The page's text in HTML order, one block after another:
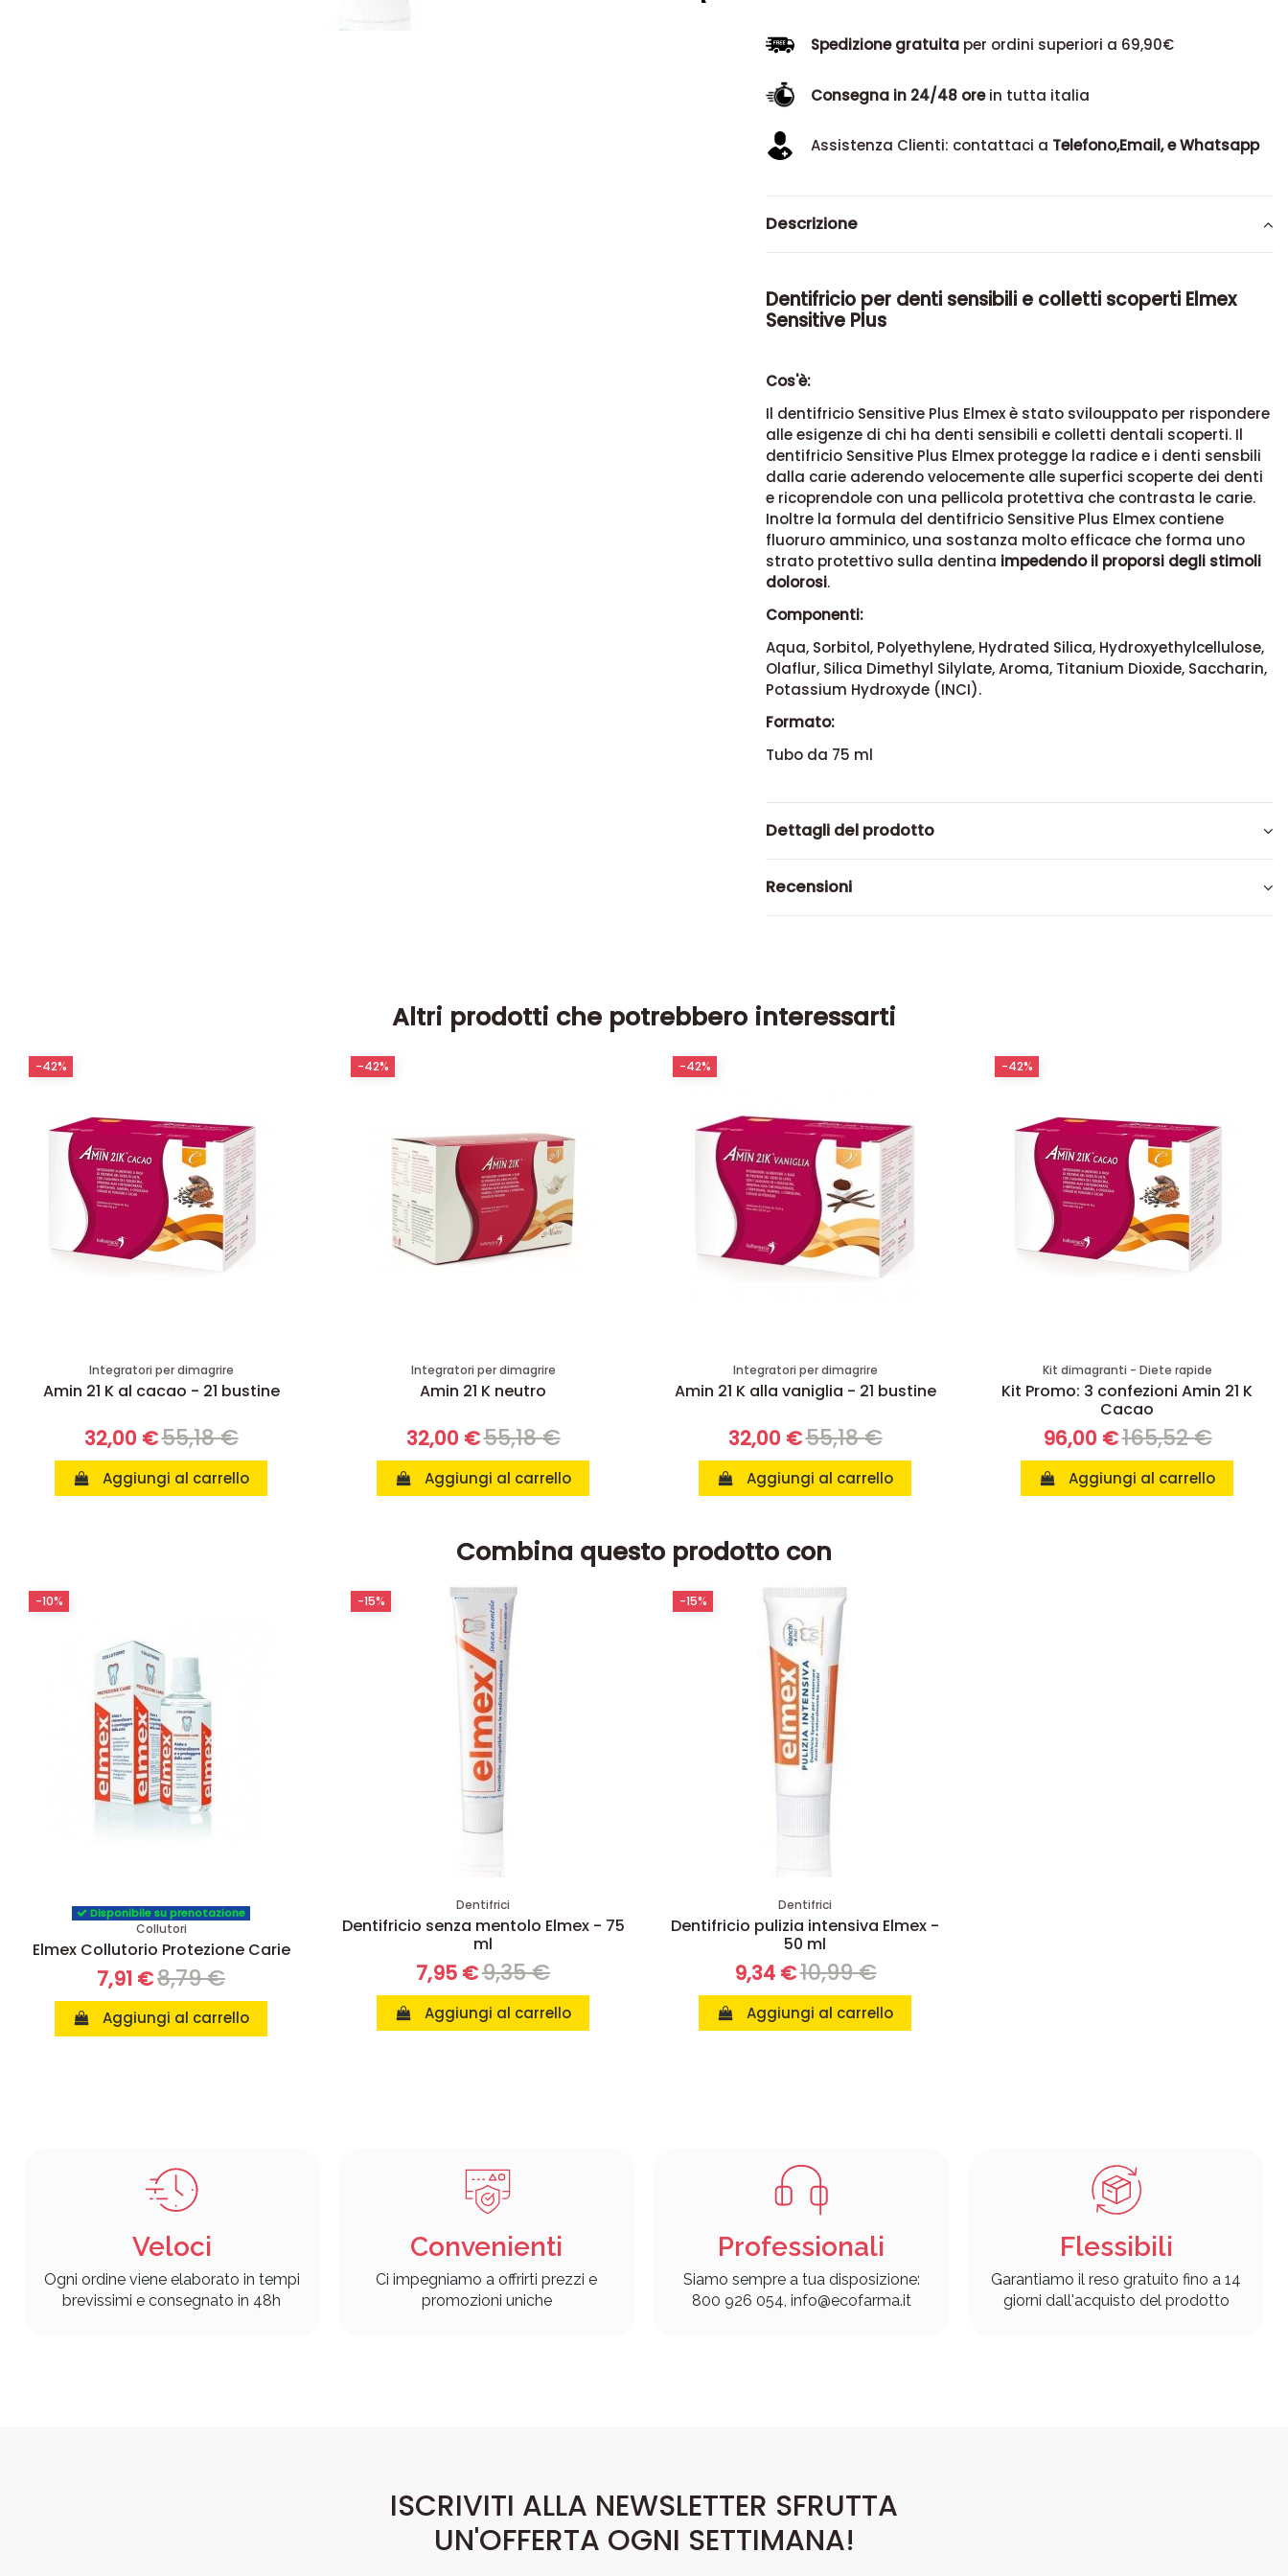
Spedizione gratuitaper ordini superiori a 69,90€
Consegna in 24/48 orein tutta italia
Assistenza Clienti: contattaci a Telefono,Email, e Whatsapp
Descrizione
Dentifricio per denti sensibili e colletti scoperti Elmex
Sensitive Plus
Cos'è:
Il dentifricio Sensitive Plus Elmex è stato svilouppato per rispondere
alle esigenze di chi ha denti sensibili e colletti dentali scoperti. Il
dentifricio Sensitive Plus Elmex protegge la radice e i denti sensbili
dalla carie aderendo velocemente alle superfici scoperte dei denti
e ricoprendole con una pellicola protettiva che contrasta le carie.
Inoltre la formula del dentifricio Sensitive Plus Elmex contiene
fluoruro amminico, una sostanza molto efficace che forma uno
strato protettivo sulla dentina impedendo il proporsi degli stimoli
dolorosi.
Componenti:
Aqua, Sorbitol, Polyethylene, Hydrated Silica, Hydroxyethylcellulose,
Olaflur, Silica Dimethyl Silylate, Aroma, Titanium Dioxide, Saccharin,
Potassium Hydroxyde (INCI).
Formato:
Tubo da 75 ml
Dettagli del prodotto
Recensioni
Altri prodotti che potrebbero interessarti
Integratori per dimagrire
Amin 21 K al cacao - 21 bustine
32,00 €55,18 €
Aggiungi al carrello
-42%
Integratori per dimagrire
Amin 21 K neutro
32,00 €55,18 €
Aggiungi al carrello
-42%
Integratori per dimagrire
Amin 21 K alla vaniglia - 21 bustine
32,00 €55,18 €
Aggiungi al carrello
-42%
Kit dimagranti - Diete rapide
Kit Promo: 3 confezioni Amin 21 K
Cacao
96,00 €165,52 €
Aggiungi al carrello
-42%
Combina questo prodotto con
Disponibile su prenotazione
Collutori
Elmex Collutorio Protezione Carie
7,91 €8,79 €
Aggiungi al carrello
-10%
Dentifrici
Dentifricio senza mentolo Elmex - 75
ml
7,95 €9,35 €
Aggiungi al carrello
-15%
Dentifrici
Dentifricio pulizia intensiva Elmex -
50 ml
9,34 €10,99 €
Aggiungi al carrello
-15%
Veloci
Ogni ordine viene elaborato in tempi
brevissimi e consegnato in 48h
Convenienti
Ci impegniamo a offrirti prezzi e
promozioni uniche
Professionali
Siamo sempre a tua disposizione:
800 926 054, info@ecofarma.it
Flessibili
Garantiamo il reso gratuito fino a 14
giorni dall'acquisto del prodotto
ISCRIVITI ALLA NEWSLETTER SFRUTTA
UN'OFFERTA OGNI SETTIMANA!